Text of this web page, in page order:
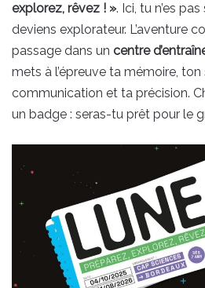
explorez, rêvez ! ». Ici, tu n’es
deviens explorateur. L’aventure
passage dans un centre
mets à l’épreuve ta mémoire,
communication et ta précision.
un badge : seras-tu prêt pour le